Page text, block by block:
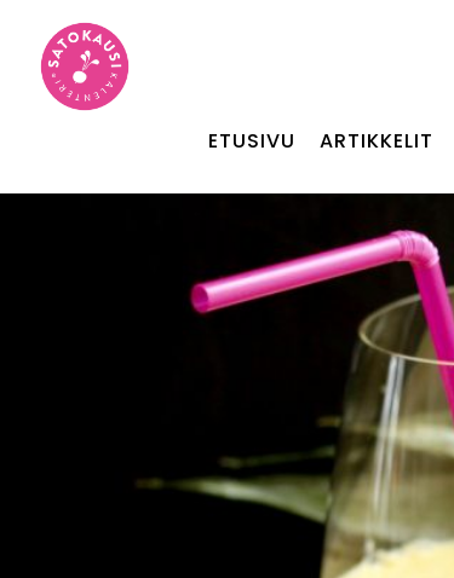
ETUSIVU ARTIKKELIT